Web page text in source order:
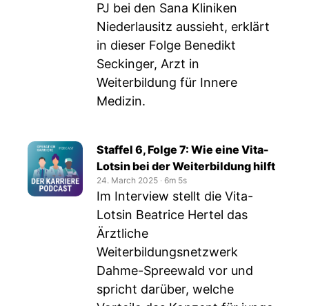
PJ bei den Sana Kliniken
Niederlausitz aussieht, erklärt
in dieser Folge Benedikt
Seckinger, Arzt in
Weiterbildung für Innere
Medizin.
Staffel 6, Folge 7: Wie eine Vita-
Lotsin bei der Weiterbildung hilft
24. March 2025 ‧ 6m 5s
Im Interview stellt die Vita-
Lotsin Beatrice Hertel das
Ärztliche
Weiterbildungsnetzwerk
Dahme-Spreewald vor und
spricht darüber, welche